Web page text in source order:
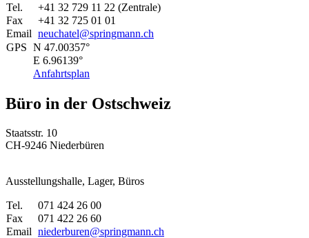
Tel.
+41 32 729 11 22 (Zentrale)
Fax
+41 32 725 01 01
Email neuchatel@springmann.ch
GPS N 47.00357°
E 6.96139°
Anfahrtsplan
Büro in der Ostschweiz
Staatsstr. 10
CH-9246 Niederbüren
Ausstellungshalle, Lager, Büros
Tel.
071 424 26 00
Fax
071 422 26 60
Email niederburen@springmann.ch